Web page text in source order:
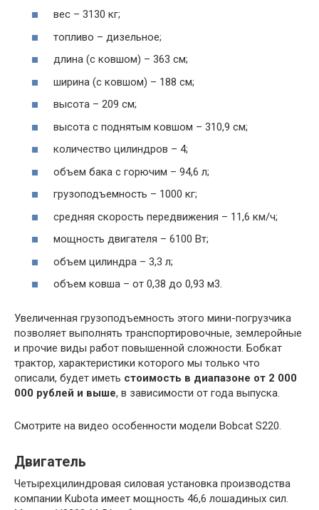
вес – 3130 кг;
топливо – дизельное;
длина (с ковшом) – 363 см;
ширина (с ковшом) – 188 см;
высота – 209 см;
высота с поднятым ковшом – 310,9 см;
количество цилиндров – 4;
объем бака с горючим – 94,6 л;
грузоподъемность – 1000 кг;
средняя скорость передвижения – 11,6 км/ч;
мощность двигателя – 6100 Вт;
объем цилиндра – 3,3 л;
объем ковша – от 0,38 до 0,93 м3.
Увеличенная грузоподъемность этого мини-погрузчика
позволяет выполнять транспортировочные, землеройные
и прочие виды работ повышенной сложности. Бобкат
трактор, характеристики которого мы только что
описали, будет иметь стоимость в диапазоне от 2 000
000 рублей и выше, в зависимости от года выпуска.
Смотрите на видео особенности модели Bobcat S220.
Двигатель
Четырехцилиндровая силовая установка производства
компании Kubota имеет мощность 46,6 лошадиных сил.